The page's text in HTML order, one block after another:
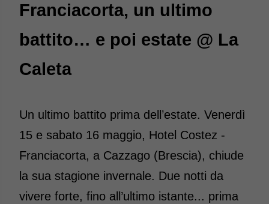
Franciacorta, un ultimo
battito… e poi estate @ La
Caleta
Un ultimo battito prima dell’estate. Venerdì
15 e sabato 16 maggio, Hotel Costez -
Franciacorta, a Cazzago (Brescia), chiude
la sua stagione invernale. Due notti da
vivere forte, fino all’ultimo istante... prima